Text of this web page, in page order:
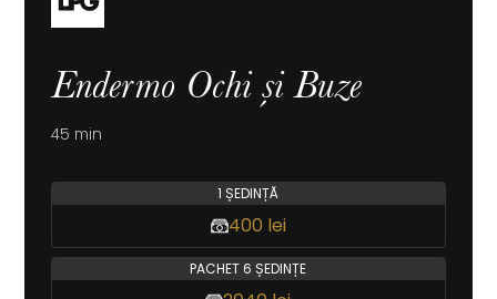
Endermo Ochi și Buze
45 min
1 ȘEDINȚĂ
400 lei
PACHET 6 ȘEDINȚE